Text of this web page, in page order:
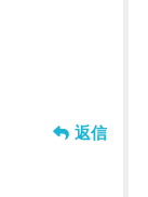
返信